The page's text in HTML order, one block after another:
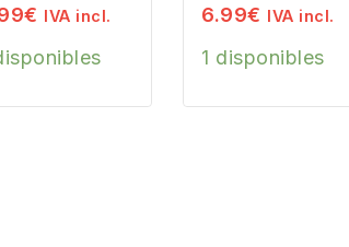
€ IVA incl.
Dark Garlic
6.99€ IVA incl.
1 disponibles